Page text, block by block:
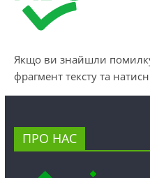
Якщо ви знайшли
фрагмент тексту та
ПРО НАС